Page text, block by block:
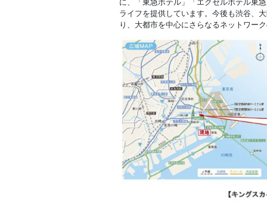
に、「東急ホテル」「エクセルホテル東
ライフを提供しています。今後も渋谷、
り、大都市を中心にさらなるネットワー